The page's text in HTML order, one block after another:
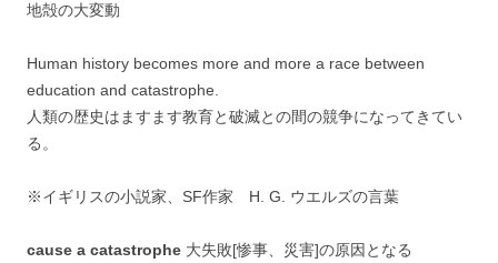
地殻の大変動
Human history becomes more and more a race between
education and catastrophe.
人類の歴史はますます教育と破滅との間の競争になってきてい
る。
※イギリスの小説家、SF作家 H. G. ウエルズの言葉
cause a catastrophe 大失敗[惨事、災害]の原因となる